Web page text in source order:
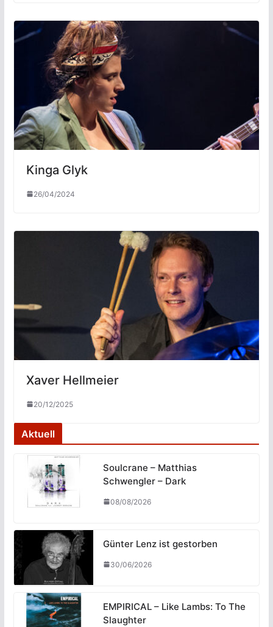
Kinga Glyk
26/04/2024
Xaver Hellmeier
20/12/2025
Aktuell
Soulcrane – Matthias
Schwengler – Dark
08/08/2026
Günter Lenz ist gestorben
30/06/2026
EMPIRICAL – Like Lambs: To The
Slaughter